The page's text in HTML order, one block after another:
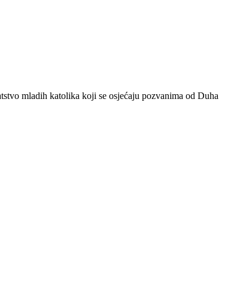
mladih katolika koji se osjećaju pozvanima od Duha